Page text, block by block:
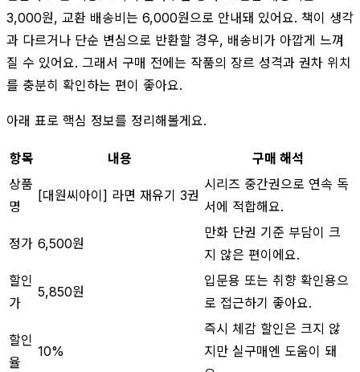
3,000원, 교환 배송비는 6,000원으로 안내돼 있어요. 책이 생각
과 다르거나 단순 변심으로 반환할 경우, 배송비가 아깝게 느껴
질 수 있어요. 그래서 구매 전에는 작품의 장르 성격과 권차 위치
를 충분히 확인하는 편이 좋아요.
아래 표로 핵심 정보를 정리해볼게요.
항목 내용
구매 해석
상품
명
[대원씨아이] 라면 재유기 3권
시리즈 중간권으로 연속 독
서에 적합해요.
정가 6,500원
만화 단권 기준 부담이 크
지 않은 편이에요.
할인
가
5,850원
입문용 또는 취향 확인용으
로 접근하기 좋아요.
할인
율
10%
즉시 체감 할인은 크지 않
지만 실구매엔 도움이 돼